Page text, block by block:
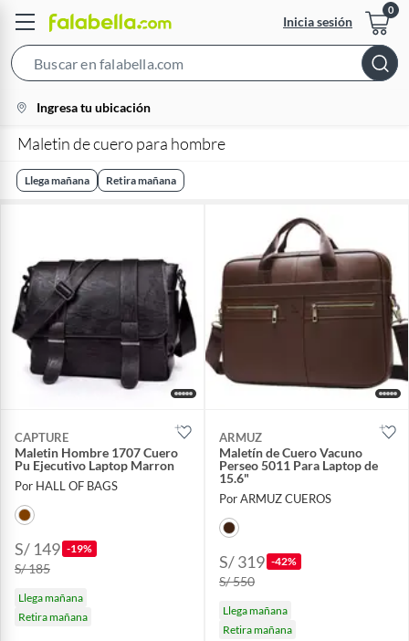
Inicia sesión
Bar
location-
icon
Ingresa tu ubicación
Maletin de cuero para hombre
Llega mañana Retira mañana
CAPTURE
Maletin Hombre 1707 Cuero
Pu Ejecutivo Laptop Marron
Por HALL OF BAGS
S/ 149 -19%
S/ 185
Llega mañana
Retira mañana
ARMUZ
Maletín de Cuero Vacuno
Perseo 5011 Para Laptop de
15.6"
Por ARMUZ CUEROS
S/ 319 -42%
S/ 550
Llega mañana
Retira mañana